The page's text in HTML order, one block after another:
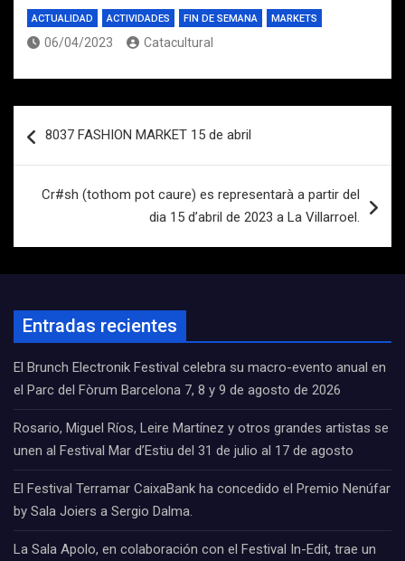
ACTUALIDAD ACTIVIDADES FIN DE SEMANA MARKETS
06/04/2023 Catacultural
de
8037 FASHION MARKET 15 de abril
Cr#sh (tothom pot caure) es representarà a partir del
dia 15 d’abril de 2023 a La Villarroel.
Entradas recientes
El Brunch Electronik Festival celebra su macro-evento anual en
el Parc del Fòrum Barcelona 7, 8 y 9 de agosto de 2026
Rosario, Miguel Ríos, Leire Martínez y otros grandes artistas se
unen al Festival Mar d’Estiu del 31 de julio al 17 de agosto
El Festival Terramar CaixaBank ha concedido el Premio Nenúfar
by Sala Joiers a Sergio Dalma.
La Sala Apolo, en colaboración con el Festival In-Edit, trae un